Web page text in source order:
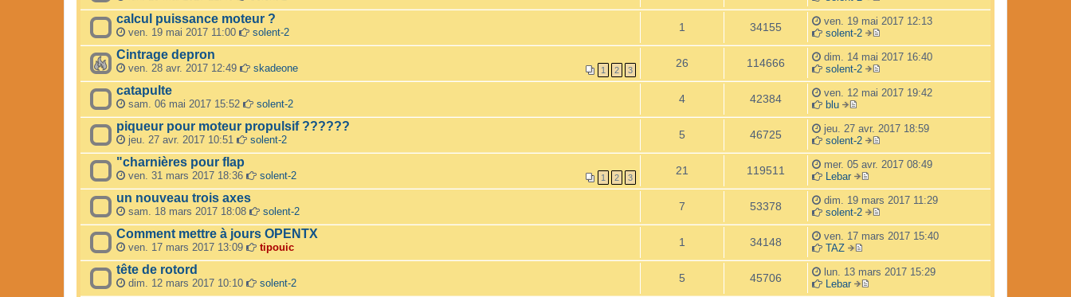
g
e
s
s
a
g
e
r
m
e
s
s
a
g
e
n
i
r
m
s
s
g
e
d
e
r
n
i
e
r
m
s
s
a
g
e
r
l
e
d
e
n
i
r
m
e
s
s
a
g
e
V
o
r
d
e
n
i
r
m
s
s
g
e
calcul puissance moteur ?
ven. 19 mai 2017 11:00 solent-2 1 34155
ven. 19 mai 2017 12:13
solent-2
V
o
r
d
e
n
r
m
s
s
g
e
Cintrage depron
1 2 3
ven. 28 avr. 2017 12:49 skadeone 26 114666
dim. 14 mai 2017 16:40
solent-2
V
o
r
l
d
e
n
i
r
m
s
s
g
catapulte
sam. 06 mai 2017 15:52 solent-2 4 42384
ven. 12 mai 2017 19:42
blu
V
o
i
r
l
e
d
e
r
n
i
e
r
m
e
s
piqueur pour moteur propulsif ??????
jeu. 27 avr. 2017 10:51 solent-2 5 46725
jeu. 27 avr. 2017 18:59
solent-2
V
o
r
l
d
e
n
i
r
"charnières pour flap
1 2 3
ven. 31 mars 2017 18:36 solent-2 21 119511
mer. 05 avr. 2017 08:49
Lebar
V
o
i
r
l
d
e
n
un nouveau trois axes
sam. 18 mars 2017 18:08 solent-2 7 53378
dim. 19 mars 2017 11:29
solent-2
V
o
r
l
d
Comment mettre à jours OPENTX
ven. 17 mars 2017 13:09 tipouic 1 34148
ven. 17 mars 2017 15:40
TAZ
V
o
i
r
tête de rotord
dim. 12 mars 2017 10:10 solent-2 5 45706
lun. 13 mars 2017 15:29
Lebar
V